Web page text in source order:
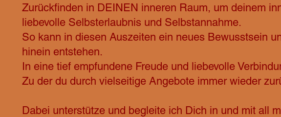
Zurückfinden in DEINEN inneren Raum, um deinem
liebevolle Selbsterlaubnis und Selbstannahme.
So kann in diesen Auszeiten ein neues Bewusstsein
hinein entstehen.
In eine tief empfundene Freude und liebevolle
Zu der du durch vielseitige Angebote immer wieder
Dabei unterstütze und begleite ich Dich in und mit all